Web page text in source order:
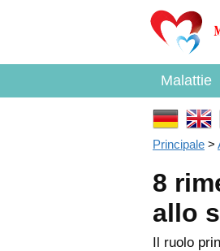
Malattie
Principale >
8
allo
Il ruolo